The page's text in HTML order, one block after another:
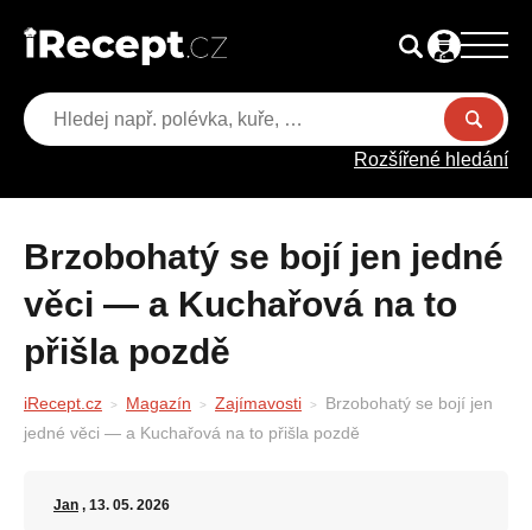
Rozšířené hledání
Brzobohatý se bojí jen jedné
věci — a Kuchařová na to
přišla pozdě
iRecept.cz Magazín Zajímavosti
Brzobohatý se bojí jen
jedné věci — a Kuchařová na to přišla pozdě
Jan , 13. 05. 2026